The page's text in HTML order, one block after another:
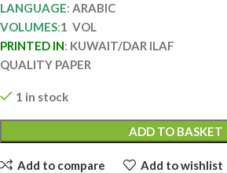
LANGUAGE: ARABIC
VOLUMES:1 VOL
PRINTED IN: KUWAIT/DAR ILAF
QUALITY PAPER
1 in stock
ADD TO BASKET
Add to compare Add to wishlist